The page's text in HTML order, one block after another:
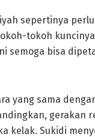
sepertinya
tokoh
semoga bisa
yang sama
gerakan
kelak. Sukidi